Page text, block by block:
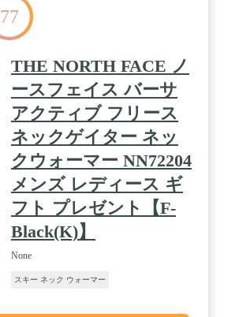
77
THE NORTH FACE ノ
ースフェイス バーサ
アクティブ フリース
ネックゲイター ネッ
クウォーマー NN72204
メンズ レディース ギ
フト プレゼント【F-
Black(K)】
None
スキー ネック ウォーマー